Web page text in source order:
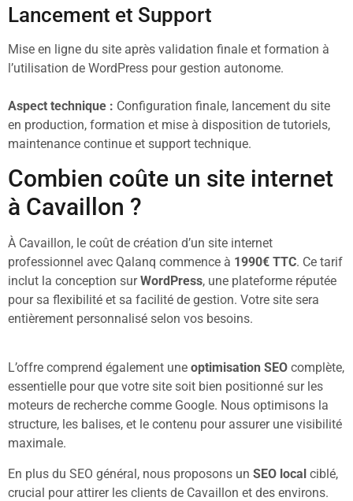
Lancement et Support
Mise en ligne du site après validation finale et formation à
l’utilisation de WordPress pour gestion autonome.
Aspect technique : Configuration finale, lancement du site
en production, formation et mise à disposition de tutoriels,
maintenance continue et support technique.
Combien coûte un site internet
à Cavaillon ?
À Cavaillon, le coût de création d’un site internet
professionnel avec Qalanq commence à 1990€ TTC. Ce tarif
inclut la conception surWordPress, une plateforme réputée
pour sa flexibilité et sa facilité de gestion. Votre site sera
entièrement personnalisé selon vos besoins.
L’offre comprend également une optimisation SEO complète,
essentielle pour que votre site soit bien positionné sur les
moteurs de recherche comme Google. Nous optimisons la
structure, les balises, et le contenu pour assurer une visibilité
maximale.
En plus du SEO général, nous proposons un SEO local ciblé,
crucial pour attirer les clients de Cavaillon et des environs.